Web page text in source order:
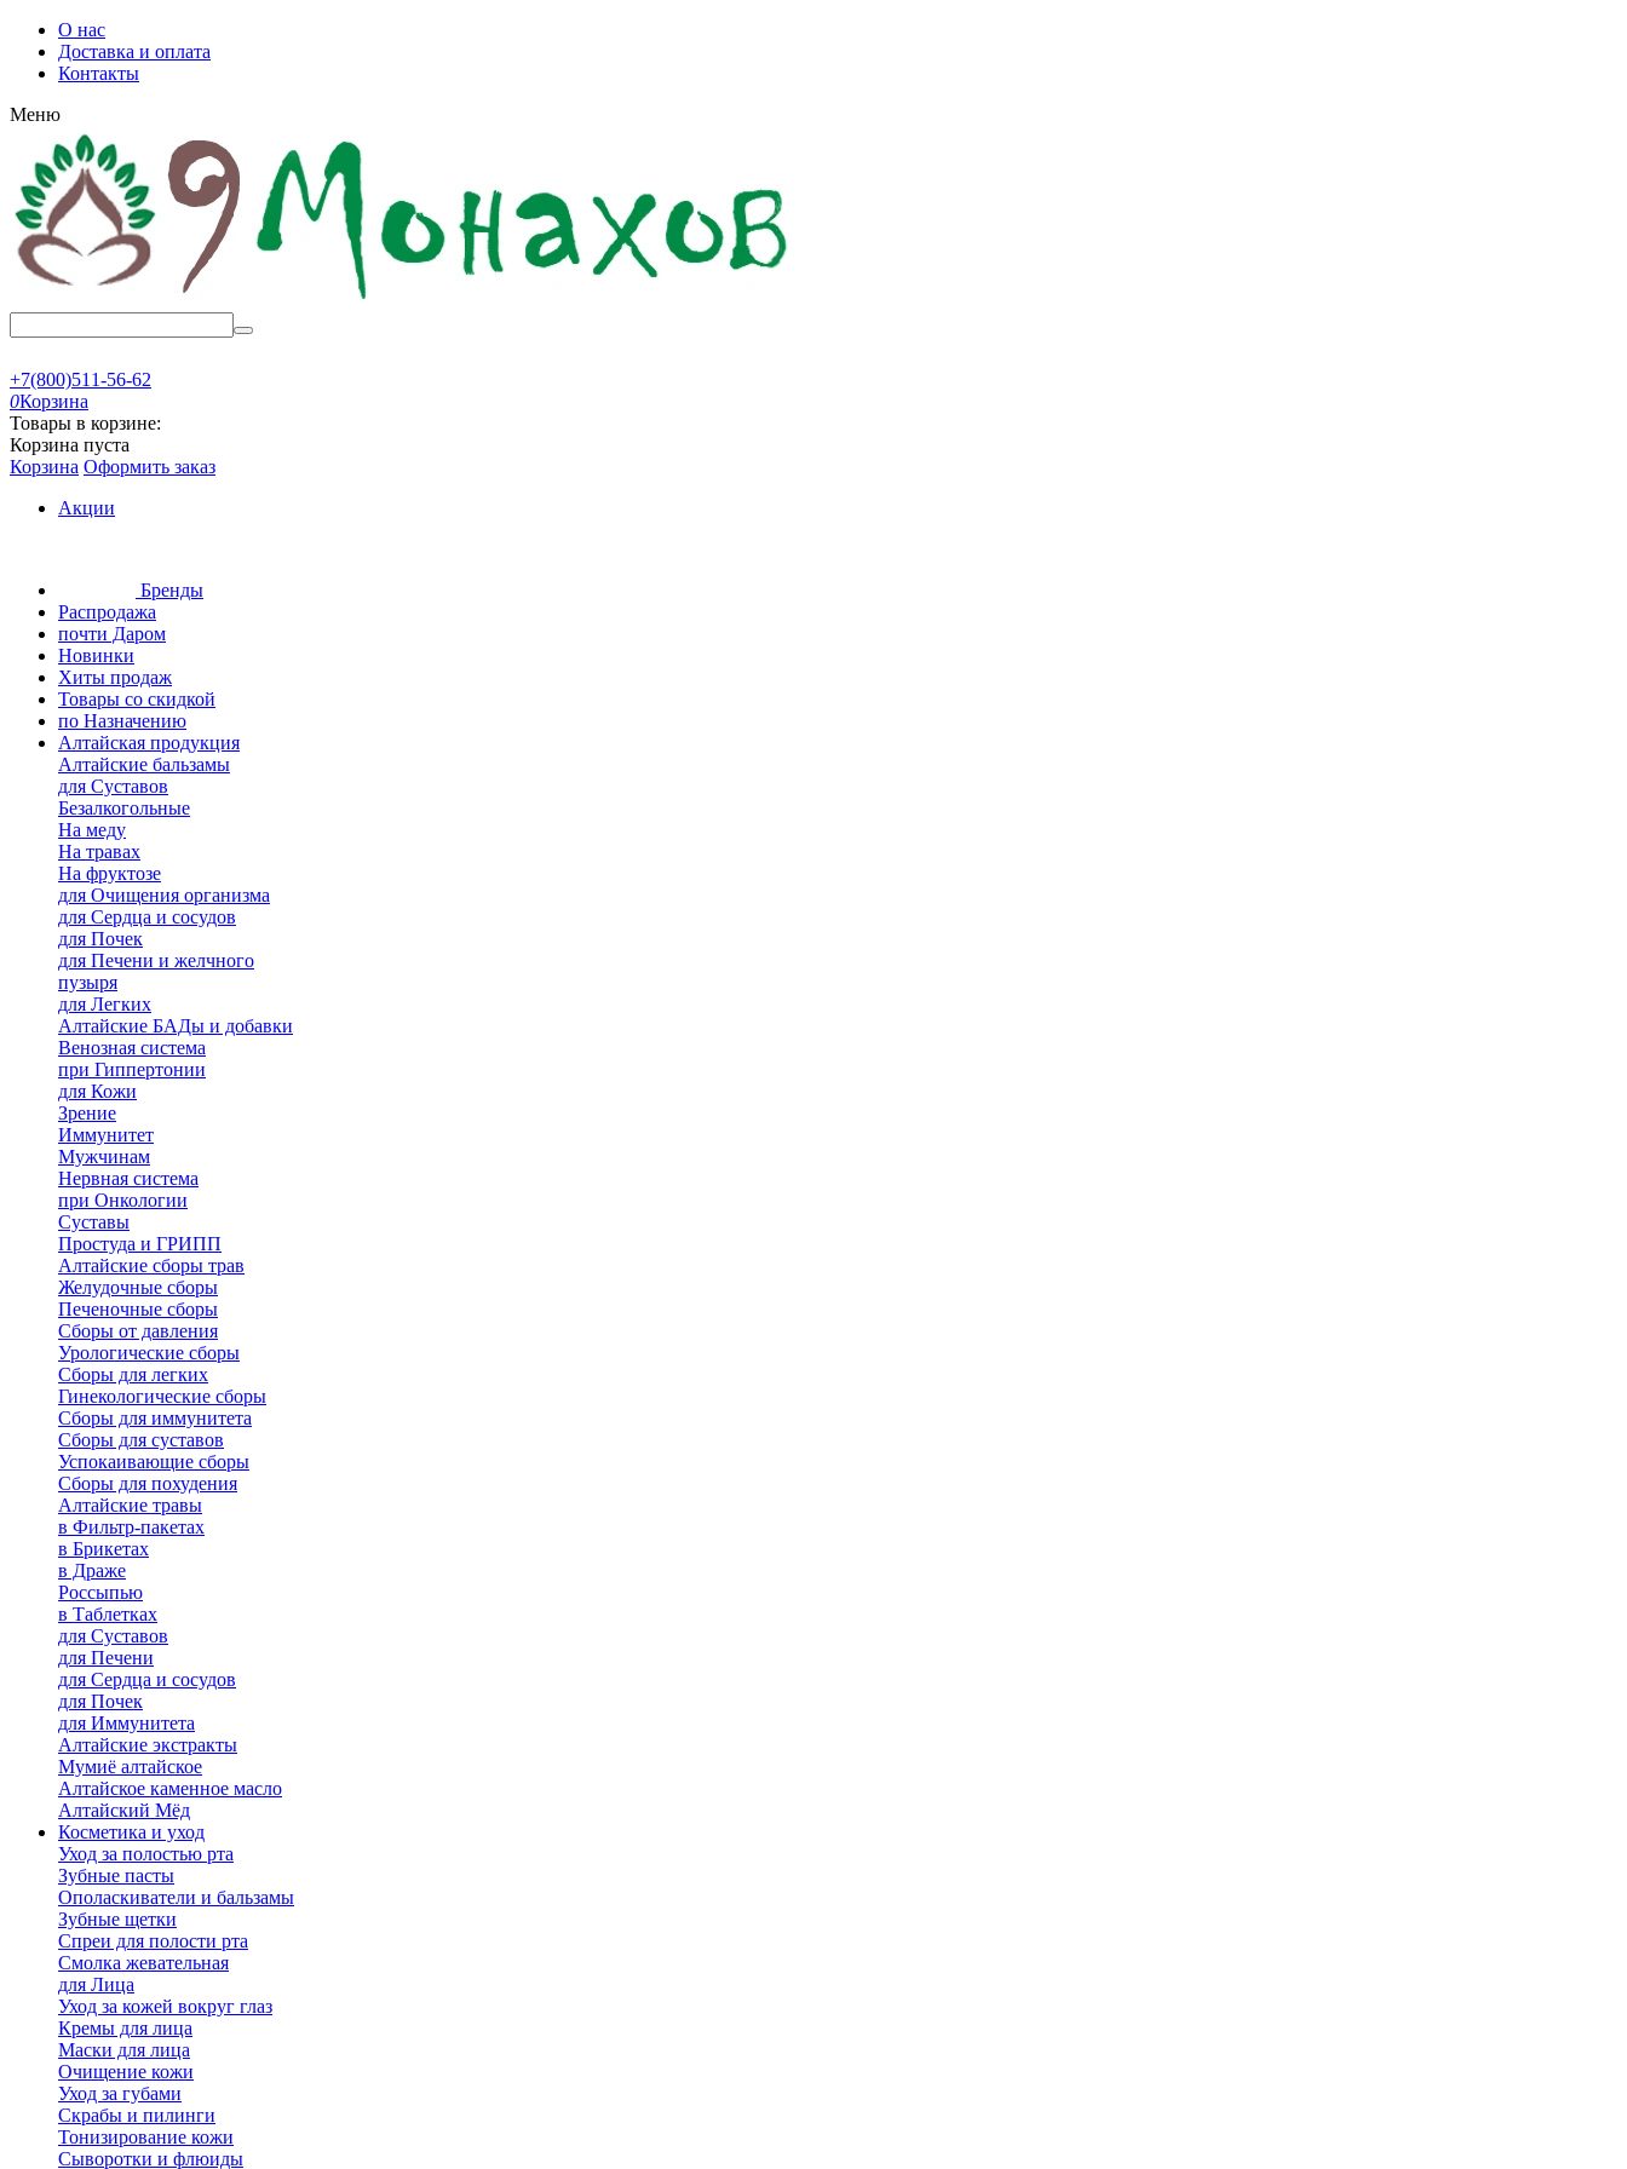
О нас
Доставка и оплата
Контакты
Меню
+7(800)511-56-62
0Корзина
Товары в корзине:
Корзина пуста
Корзина Оформить заказ
Акции
Бренды
Распродажа
почти Даром
Новинки
Хиты продаж
Товары со скидкой
по Назначению
Алтайская продукция
Алтайские бальзамы
для Суставов
Безалкогольные
На меду
На травах
На фруктозе
для Очищения организма
для Сердца и сосудов
для Почек
для Печени и желчного
пузыря
для Легких
Алтайские БАДы и добавки
Венозная система
при Гиппертонии
для Кожи
Зрение
Иммунитет
Мужчинам
Нервная система
при Онкологии
Суставы
Простуда и ГРИПП
Алтайские сборы трав
Желудочные сборы
Печеночные сборы
Сборы от давления
Урологические сборы
Сборы для легких
Гинекологические сборы
Сборы для иммунитета
Сборы для суставов
Успокаивающие сборы
Сборы для похудения
Алтайские травы
в Фильтр-пакетах
в Брикетах
в Драже
Россыпью
в Таблетках
для Cуставов
для Печени
для Сердца и сосудов
для Почек
для Иммунитета
Алтайские экстракты
Мумиё алтайское
Алтайское каменное масло
Алтайский Мёд
Косметика и уход
Уход за полостью рта
Зубные пасты
Ополаскиватели и бальзамы
Зубные щетки
Спреи для полости рта
Смолка жевательная
для Лица
Уход за кожей вокруг глаз
Кремы для лица
Маски для лица
Очищение кожи
Уход за губами
Скрабы и пилинги
Тонизирование кожи
Сыворотки и флюиды